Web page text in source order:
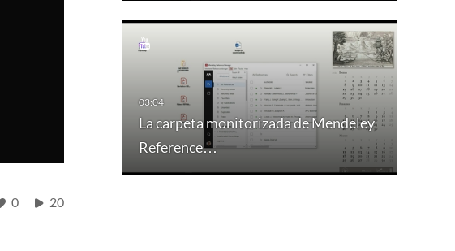
0 20
La carpeta monitorizada de Mendeley
Reference…